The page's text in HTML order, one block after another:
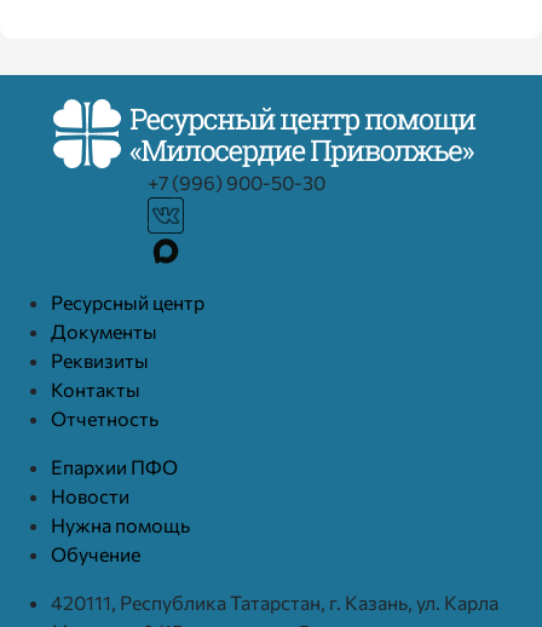
+7 (996) 900-50-30
Ресурcный центр
Документы
Реквизиты
Контакты
Отчетность
Епархии ПФО
Новости
Нужна помощь
Обучение
420111, Республика Татарстан, г. Казань, ул. Карла